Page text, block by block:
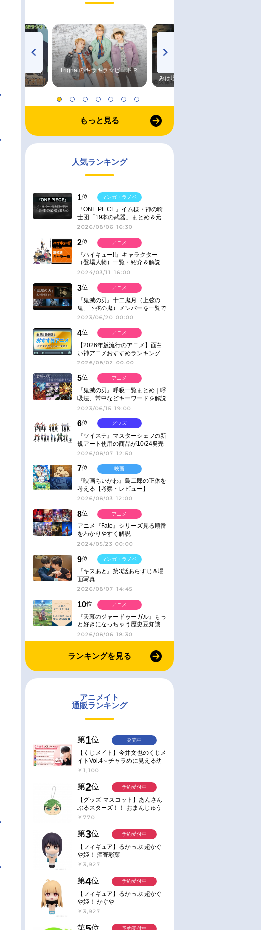
Trignalのキラキラ☆ビートＲ
みは塩だけ
もっと見る
人気ランキング
1位
『ONE PIECE』イム様・神の騎
士団「19本の武器」まとめ＆元
ネタ
2026/08/06 16:30
マンガ・ラノベ
2位
『ハイキュー!!』キャラクター
（登場人物）一覧・紹介＆解説
2024/03/11 16:00
アニメ
3位
『鬼滅の刃』十二鬼月（上弦の
鬼、下弦の鬼）メンバーを一覧で
紹介＆解説（登場鬼の情報まと
2023/06/20 00:00
アニメ
4位
【2026年版流行のアニメ】面白
い神アニメおすすめランキング
【名作・話題作】｜ジャンル別人
2026/08/02 00:00
アニメ
5位
『鬼滅の刃』呼吸一覧まとめ｜呼
吸法、常中などキーワードを解説
2023/06/15 19:00
アニメ
6位
『ツイステ』マスターシェフの新
規アート使用の商品が10/24発売
2026/08/07 12:50
グッズ
7位
『映画ちいかわ』島二郎の正体を
考える【考察・レビュー】
2026/08/03 12:00
映画
8位
アニメ『Fate』シリーズ見る順番
をわかりやすく解説
2024/05/23 00:00
アニメ
9位
『キスあと』第3話あらすじ＆場
面写真
2026/08/07 14:45
マンガ・ラノベ
10位
『天幕のジャードゥーガル』もっ
と好きになっちゃう歴史豆知識
2026/08/06 18:30
アニメ
ランキングを見る
アニメイト
通販ランキング
第1位
【くじメイト】今井文也のくじメ
イトVol.4～チャラめに見える幼
馴染、実は一途で独占欲が強いん
￥1,100
発売中
第2位
【グッズ-マスコット】あんさん
ぶるスターズ！！ おまんじゅう
にぎにぎマスコット ねくすと2
￥770
予約受付中
第3位
【フィギュア】るかっぷ 超かぐ
や姫！ 酒寄彩葉
￥3,927
予約受付中
第4位
【フィギュア】るかっぷ 超かぐ
や姫！ かぐや
￥3,927
予約受付中
第 位 予約受付中